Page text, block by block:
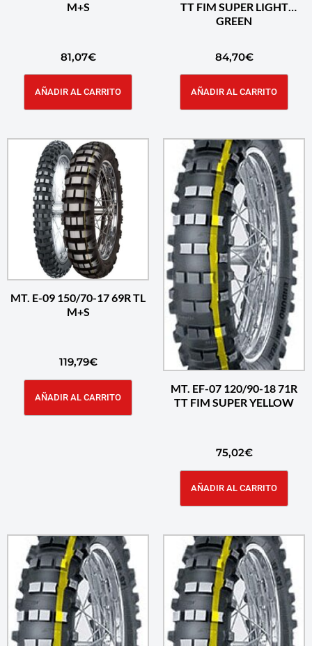
M+S
81,07€
AÑADIR AL CARRITO
TT FIM SUPER LIGHT
GREEN
84,70€
AÑADIR AL CARRITO
MT. E-09 150/70-17 69R TL
M+S
119,79€
AÑADIR AL CARRITO
MT. EF-07 120/90-18 71R
TT FIM SUPER YELLOW
75,02€
AÑADIR AL CARRITO